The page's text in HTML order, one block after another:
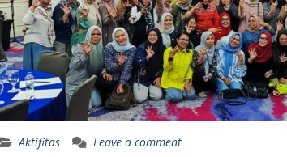
Aktifitas Leave a comment